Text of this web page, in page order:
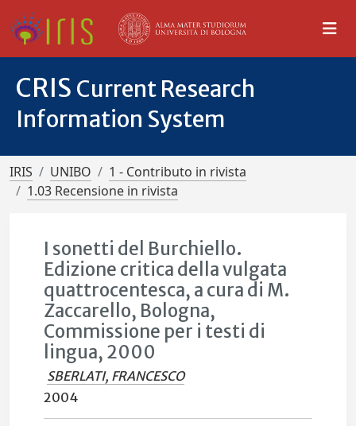
CRIS Current Research
Information System
IRIS UNIBO
1 - Contributo in rivista
1.03 Recensione in rivista
I sonetti del Burchiello.
Edizione critica della vulgata
quattrocentesca, a cura di M.
Zaccarello, Bologna,
Commissione per i testi di
lingua, 2000
SBERLATI, FRANCESCO
2004